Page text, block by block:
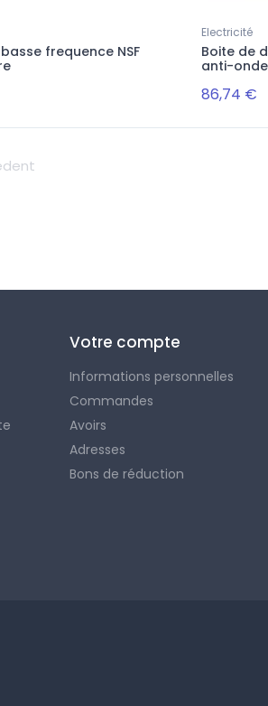
frequence NSF
Electricité
Boite de
anti-
86,74 €
Votre compte
Informations personnelles
Commandes
Avoirs
Adresses
Bons de réduction